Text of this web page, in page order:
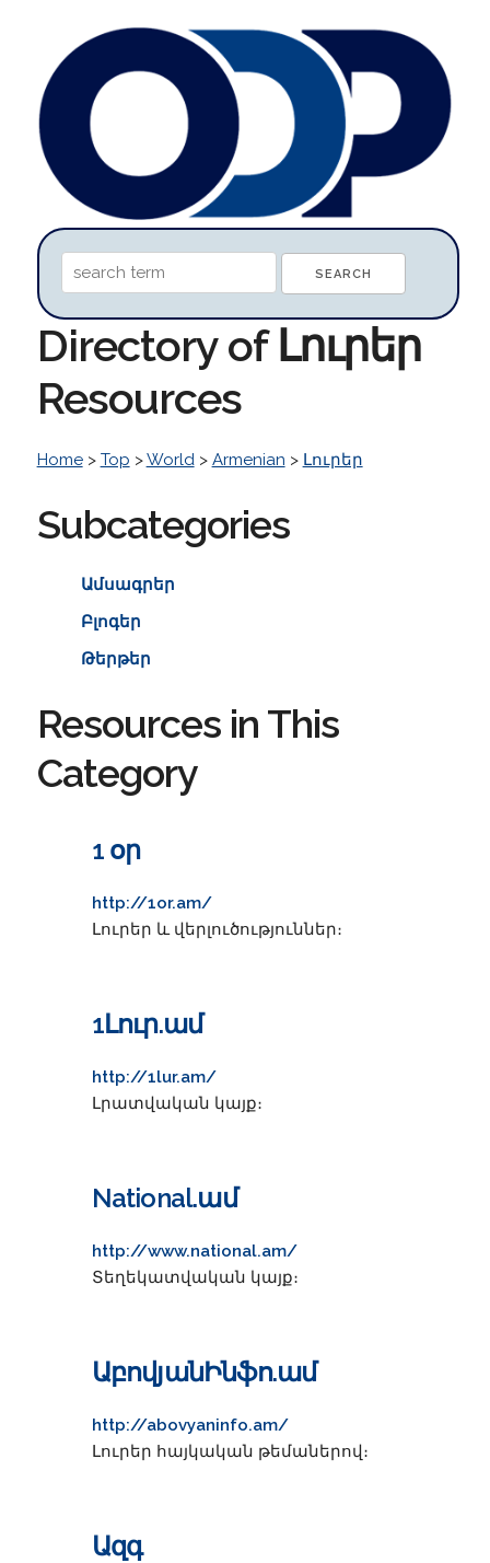
Directory of Լուրեր
Resources
Home> Top >World> Armenian > Լուրեր
Subcategories
Ամսագրեր
Բլոգեր
Թերթեր
Resources in This
Category
1 օր
http://1or.am/
Լուրեր և վերլուծություններ։
1Լուր.ամ
http://1lur.am/
Լրատվական կայք։
National.ամ
http://www.national.am/
Տեղեկատվական կայք։
ԱբովյանԻնֆո.ամ
http://abovyaninfo.am/
Լուրեր հայկական թեմաներով։
Ազգ